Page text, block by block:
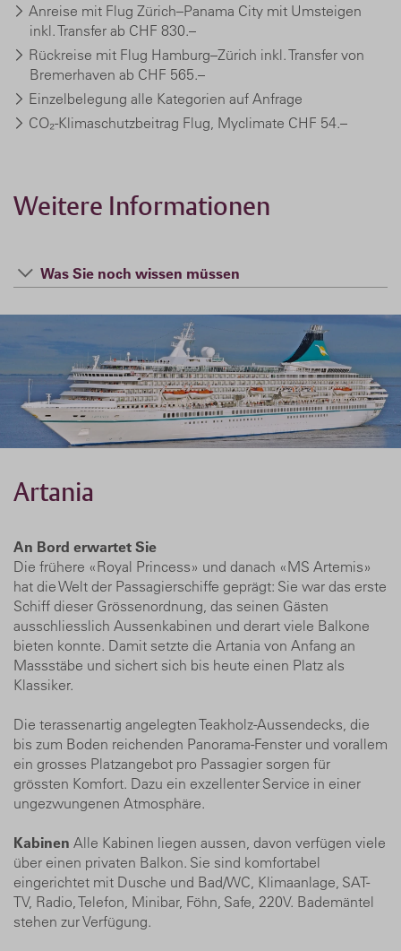
Anreise mit Flug Zürich–Panama City mit Umsteigen
inkl. Transfer ab CHF 830.–
Rückreise mit Flug Hamburg–Zürich inkl. Transfer von
Bremerhaven ab CHF 565.–
Einzelbelegung alle Kategorien auf Anfrage
CO₂-Klimaschutzbeitrag Flug, Myclimate CHF 54.–
Weitere Informationen
Was Sie noch wissen müssen
Artania
An Bord erwartet Sie
Die frühere «Royal Princess» und danach «MS Artemis»
hat die Welt der Passagierschiffe geprägt: Sie war das erste
Schiff dieser Grössenordnung, das seinen Gästen
ausschliesslich Aussenkabinen und derart viele Balkone
bieten konnte. Damit setzte die Artania von Anfang an
Massstäbe und sichert sich bis heute einen Platz als
Klassiker.
Die terassenartig angelegten Teakholz-Aussendecks, die
bis zum Boden reichenden Panorama-Fenster und vorallem
ein grosses Platzangebot pro Passagier sorgen für
grössten Komfort. Dazu ein exzellenter Service in einer
ungezwungenen Atmosphäre.
Kabinen Alle Kabinen liegen aussen, davon verfügen viele
über einen privaten Balkon. Sie sind komfortabel
eingerichtet mit Dusche und Bad/WC, Klimaanlage, SAT-
TV, Radio, Telefon, Minibar, Föhn, Safe, 220V. Bademäntel
stehen zur Verfügung.